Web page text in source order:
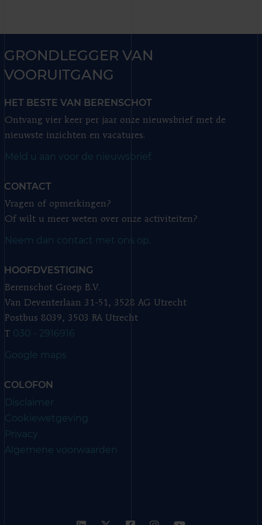
GRONDLEGGER VAN
VOORUITGANG
HET BESTE VAN BERENSCHOT
Ontvang vier keer per jaar onze nieuwsbrief met de
nieuwste inzichten en vacatures.
Meld u aan voor de nieuwsbrief.
CONTACT
Vragen of opmerkingen?
Of wilt u meer weten over onze activiteiten?
Neem dan contact met ons op.
HOOFDVESTIGING
Berenschot Groep B.V.
Van Deventerlaan 31-51, 3528 AG Utrecht
Postbus 8039, 3503 RA Utrecht
T 030 - 2916916
Google maps
COLOFON
Disclaimer
Cookiewetgeving
Privacy
Algemene voorwaarden